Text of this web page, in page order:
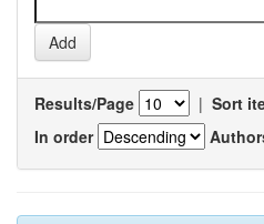
Results/Page | Sort
In order